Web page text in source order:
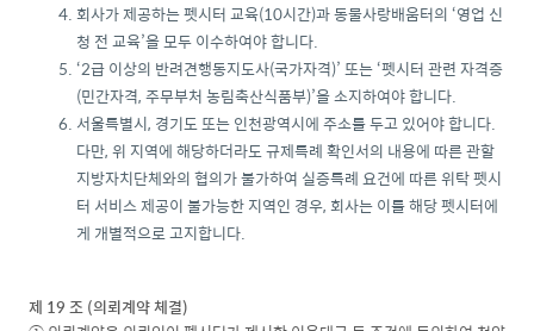
회사가 제공하는 펫시터 교육(10시간)과 동물사랑배움터의 ‘영업 신
청 전 교육’을 모두 이수하여야 합니다.
‘2급 이상의 반려견행동지도사(국가자격)’ 또는 ‘펫시터 관련 자격증
(민간자격, 주무부처 농림축산식품부)’을 소지하여야 합니다.
서울특별시, 경기도 또는 인천광역시에 주소를 두고 있어야 합니다.
다만, 위 지역에 해당하더라도 규제특례 확인서의 내용에 따른 관할
지방자치단체와의 협의가 불가하여 실증특례 요건에 따른 위탁 펫시
터 서비스 제공이 불가능한 지역인 경우, 회사는 이를 해당 펫시터에
게 개별적으로 고지합니다.
제 19 조 (의뢰계약 체결)